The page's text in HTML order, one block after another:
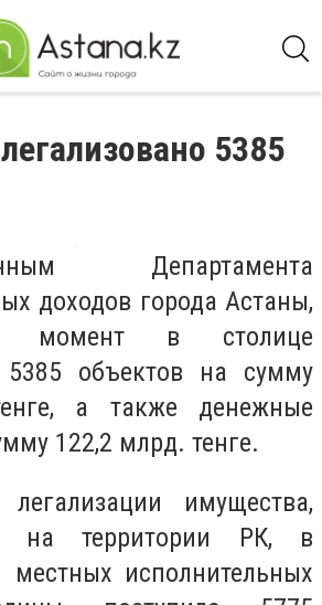
5385
Департамента
доходов города Астаны,
момент в столице
5385 объектов на сумму
а также денежные
122,2 млрд. тенге.
имущества,
на территории РК, в
исполнительных